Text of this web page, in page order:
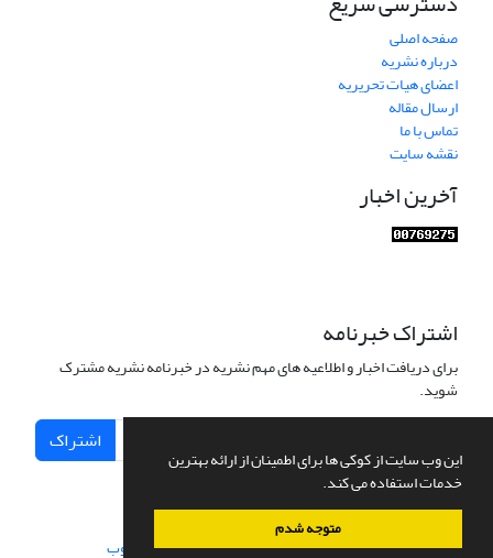
این وب سایت از کوکی ها برای اطمینان از ارائه بهترین
خدمات استفاده می کند.
متوجه شدم
صفحه اصلی
درباره نشریه
اعضای هیات تحریریه
ارسال مقاله
تماس با ما
نقشه سایت
آخرین اخبار
اشتراک خبرنامه
برای دریافت اخبار و اطلاعیه های مهم نشریه در خبرنامه نشریه مشترک
شوید.
اشتراک
سامانه مدیریت نشریات علمی.طراحی و پیاده سازی از سیناوب